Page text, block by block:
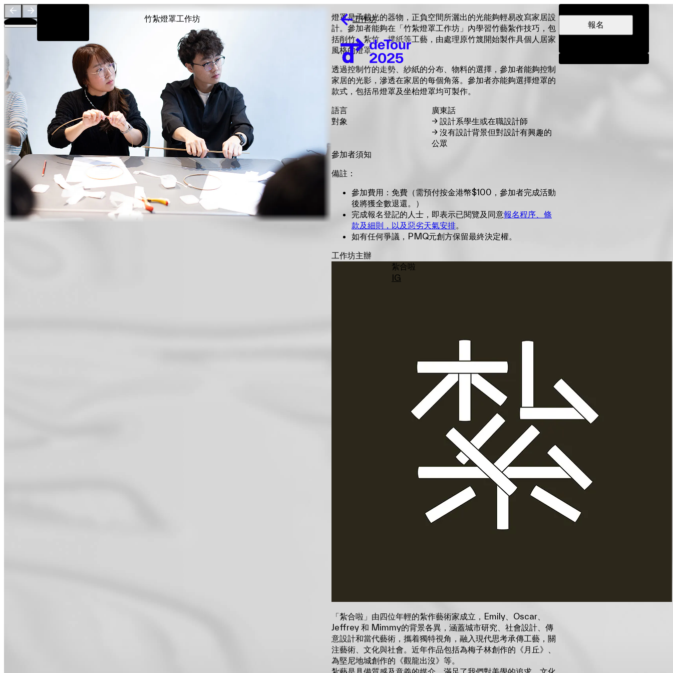
位置及交通
展覽地圖
工作坊
竹紮燈罩工作坊
燈罩是承載光的器物，正負空間所灑出的光能夠輕易改寫家居設
計。參加者能夠在「竹紮燈罩工作坊」內學習竹藝紮作技巧，包
括削竹、紮竹、撲紙等工藝，由處理原竹篾開始製作具個人居家
風格的燈罩。
透過控制竹的走勢、紗紙的分布、物料的選擇，參加者能夠控制
家居的光影，滲透在家居的每個角落。參加者亦能夠選擇燈罩的
款式，包括吊燈罩及坐枱燈罩均可製作。
語言
廣東話
對象
→ 設計系學生或在職設計師
→ 沒有設計背景但對設計有興趣的
公眾
參加者須知
備註：
參加費用：免費（需預付按金港幣$100，參加者完成活動
後將獲全數退還。）
完成報名登記的人士，即表示已閱覽及同意報名程序、條
款及細則，以及惡劣天氣安排。
如有任何爭議，PMQ元創方保留最終決定權。
工作坊主辦
紮合啦
IG
「紮合啦」由四位年輕的紮作藝術家成立，Emily、Oscar、
Jeffrey 和 Mimmy的背景各異，涵蓋城市研究、社會設計、傳
意設計和當代藝術，攜着獨特視角，融入現代思考承傳工藝，關
注藝術、文化與社會。近年作品包括為梅子林創作的《月丘》、
為堅尼地城創作的《觀龍出沒》等。
日期及時間
報名
分享